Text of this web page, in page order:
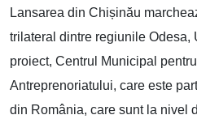
Lansarea din Chișinău
trilateral dintre regiunile Odesa,
proiect, Centrul Municipal
Antreprenoriatului, care este
din România, care sunt la nivel